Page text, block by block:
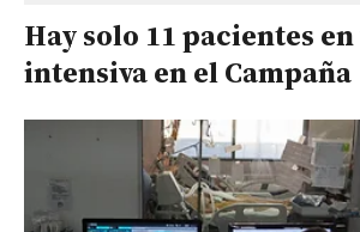
Hay solo 11 pacientes
intensiva en el Campaña